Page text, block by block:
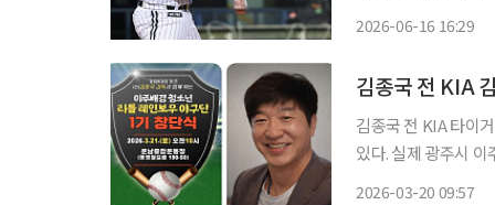
2026-06-16 16:29
김종국 전 KIA
김종국 전 KIA 타이
있다. 실제 광주시 이주배경 청소년을 위한 '리틀 레인보우 야구단'이 21일 광산구 운남종합
2026-03-20 09:57